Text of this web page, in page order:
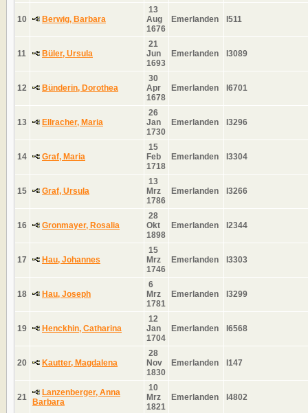
10 Berwig, Barbara
13
Aug
1676
Emerlanden I511
11 Büler, Ursula
21
Jun
1693
Emerlanden I3089
12 Bünderin, Dorothea
30
Apr
1678
Emerlanden I6701
13 Ellracher, Maria
26
Jan
1730
Emerlanden I3296
14 Graf, Maria
15
Feb
1718
Emerlanden I3304
15 Graf, Ursula
13
Mrz
1786
Emerlanden I3266
16 Gronmayer, Rosalia
28
Okt
1898
Emerlanden I2344
17 Hau, Johannes
15
Mrz
1746
Emerlanden I3303
18 Hau, Joseph
6
Mrz
1781
Emerlanden I3299
19 Henckhin, Catharina
12
Jan
1704
Emerlanden I6568
20 Kautter, Magdalena
28
Nov
1830
Emerlanden I147
21
Lanzenberger, Anna
Barbara
10
Mrz
1821
Emerlanden I4802